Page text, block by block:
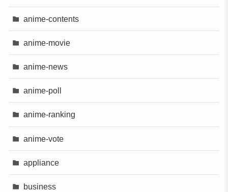
anime-contents
anime-movie
anime-news
anime-poll
anime-ranking
anime-vote
appliance
business